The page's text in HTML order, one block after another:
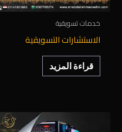
خدمات تسويقية
الاستشارات التسويقية
قراءة المزيد